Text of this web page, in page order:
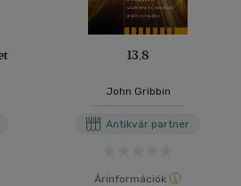
13,8
John Gribbin
Antikvár partner
Árinformációk